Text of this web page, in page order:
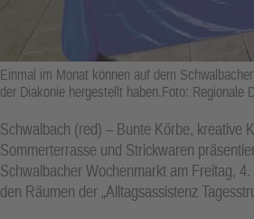
Einmal im Monat können auf dem
der Diakonie hergestellt haben.Foto: Regionale
Schwalbach (red) – Bunte Körbe, kreative
Sommerterrasse und Strickwaren
Schwalbacher Wochenmarkt am Freitag,
den Räumen der „Alltagsassistenz